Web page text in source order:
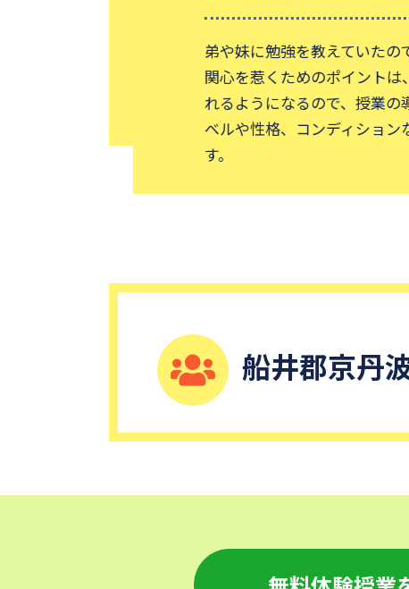
弟や妹に勉強を教えていたの
関心を惹くためのポイントは
れるようになるので、授業の
ベルや性格、コンディション
す。
船井郡京丹